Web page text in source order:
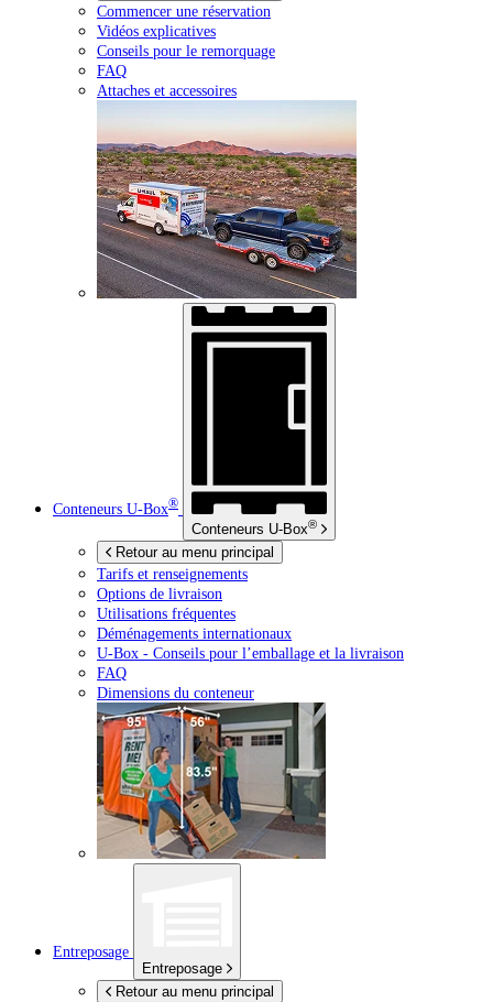
Commencer une réservation
Vidéos explicatives
Conseils pour le remorquage
FAQ
Attaches et accessoires
Conteneurs U-Box®
Conteneurs U-Box®
Retour au menu principal
Tarifs et renseignements
Options de livraison
Utilisations fréquentes
Déménagements internationaux
U-Box - Conseils pour l’emballage et la livraison
FAQ
Dimensions du conteneur
Entreposage
Entreposage
Retour au menu principal